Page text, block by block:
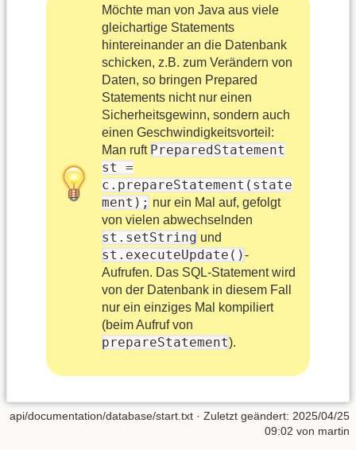
Möchte man von Java aus viele
gleichartige Statements
hintereinander an die Datenbank
schicken, z.B. zum Verändern von
Daten, so bringen Prepared
Statements nicht nur einen
Sicherheitsgewinn, sondern auch
einen Geschwindigkeitsvorteil:
Man ruft PreparedStatement
st =
c.prepareStatement(state
ment); nur ein Mal auf, gefolgt
von vielen abwechselnden
st.setString und
st.executeUpdate()-
Aufrufen. Das SQL-Statement wird
von der Datenbank in diesem Fall
nur ein einziges Mal kompiliert
(beim Aufruf von
prepareStatement).
api/documentation/database/start.txt · Zuletzt geändert: 2025/04/25
09:02 von martin